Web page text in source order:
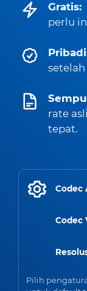
Gratis:
perlu
setelah
rate
tepat.
Codec
Codec
Pilih